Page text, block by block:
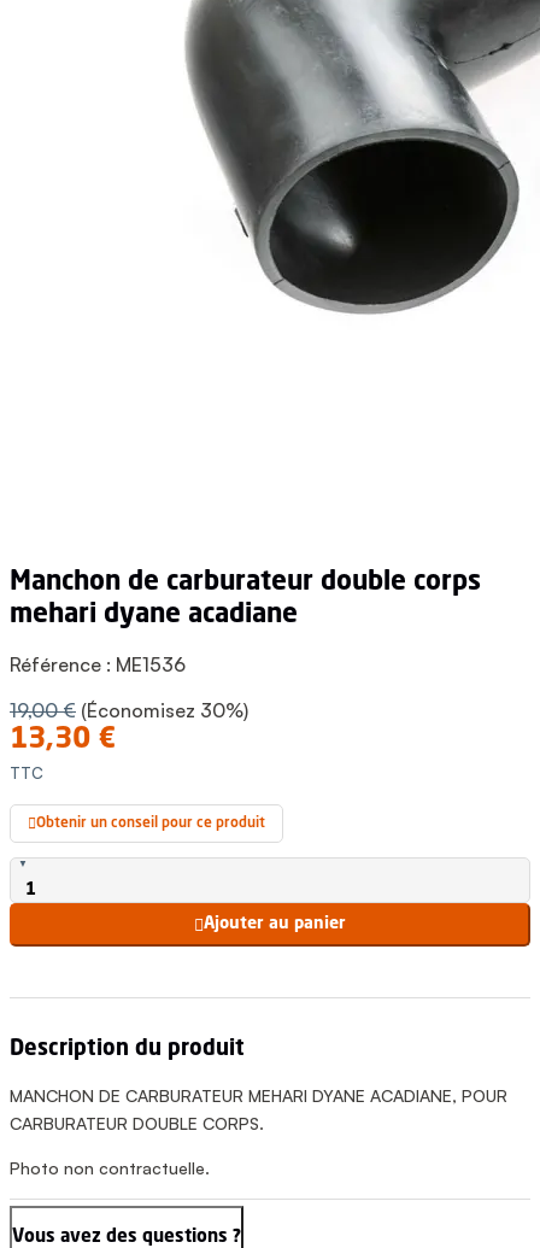
manchon de carburateur double corps
mehari dyane acadiane
Référence : ME1536
19,00 € (Économisez 30%)
13,30 €
TTC
Obtenir un conseil pour ce produit
Ajouter au panier
Description du produit
MANCHON DE CARBURATEUR MEHARI DYANE ACADIANE, POUR
CARBURATEUR DOUBLE CORPS.
Photo non contractuelle.
Vous avez des questions ?